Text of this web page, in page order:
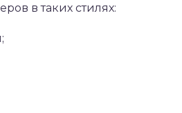
в таких стилях: